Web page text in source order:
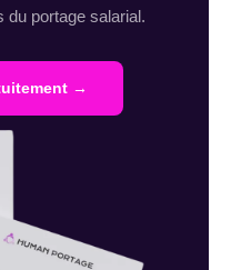
du portage salarial.
→